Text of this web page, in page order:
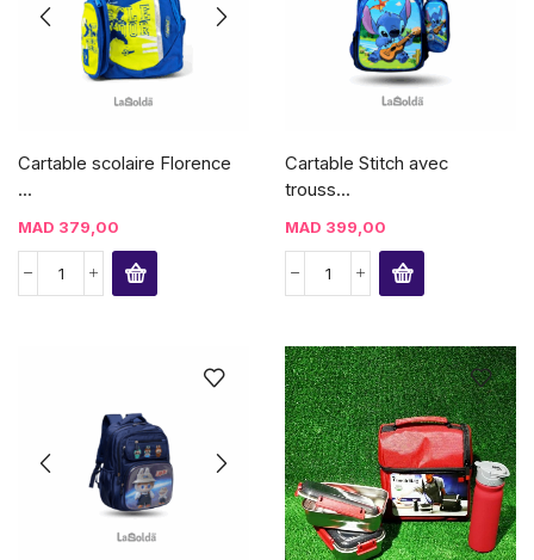
Cartable scolaire Florence
...
MAD 379,00
Cartable Stitch avec
trouss...
MAD 399,00